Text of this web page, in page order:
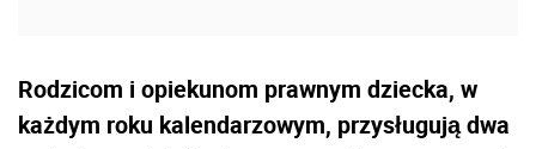
Rodzicom i opiekunom prawnym dziecka, w
każdym roku kalendarzowym, przysługują dwa